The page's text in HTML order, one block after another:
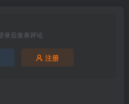
录后发表评论
注册